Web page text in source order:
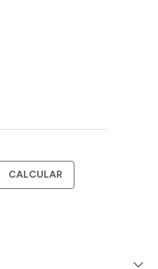
CALCULAR